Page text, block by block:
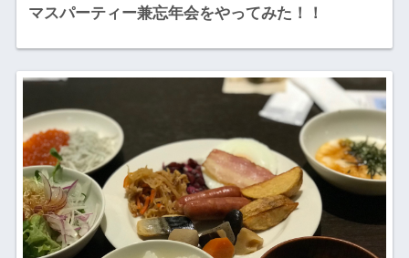
マスパーティー兼忘年会をやってみた！！